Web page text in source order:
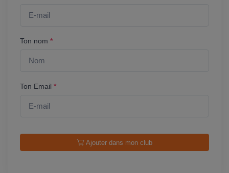
Ton nom *
Ton Email *
Ajouter dans mon club